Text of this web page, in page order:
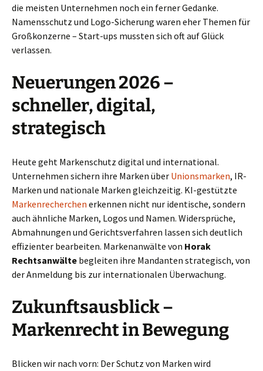
die meisten Unternehmen noch ein ferner Gedanke.
Namensschutz und Logo-Sicherung waren eher Themen für
Großkonzerne – Start-ups mussten sich oft auf Glück
verlassen.
Neuerungen 2026 –
schneller, digital,
strategisch
Heute geht Markenschutz digital und international.
Unternehmen sichern ihre Marken über Unionsmarken, IR-
Marken und nationale Marken gleichzeitig. KI-gestützte
Markenrecherchen erkennen nicht nur identische, sondern
auch ähnliche Marken, Logos und Namen. Widersprüche,
Abmahnungen und Gerichtsverfahren lassen sich deutlich
effizienter bearbeiten. Markenanwälte von Horak
Rechtsanwälte begleiten ihre Mandanten strategisch, von
der Anmeldung bis zur internationalen Überwachung.
Zukunftsausblick –
Markenrecht in Bewegung
Blicken wir nach vorn: Der Schutz von Marken wird